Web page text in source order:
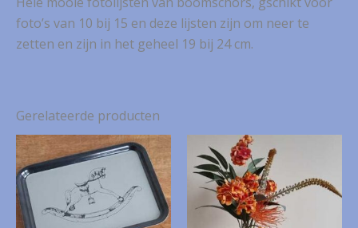
foto’s van 10 bij 15 en deze lijsten zijn om neer te
zetten en zijn in het geheel 19 bij 24 cm.
Gerelateerde producten